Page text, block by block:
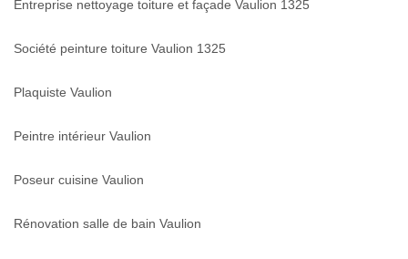
Entreprise nettoyage toiture et façade Vaulion 1325
Société peinture toiture Vaulion 1325
Plaquiste Vaulion
Peintre intérieur Vaulion
Poseur cuisine Vaulion
Rénovation salle de bain Vaulion